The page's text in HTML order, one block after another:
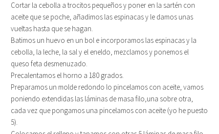
Cortar la cebolla a trocitos pequeños y poner en la sartén con
aceite que se poche, añadimos las espinacas y le damos unas
vueltas hasta que se hagan.
Batimos un huevo en un bol e incorporamos las espinacas y la
cebolla, la leche, la sal y el eneldo, mezclamos y ponemos el
queso feta desmenuzado.
Precalentamos el horno a 180 grados.
Preparamos un molde redondo lo pincelamos con aceite, vamos
poniendo extendidas las láminas de masa filo,una sobre otra,
cada vez que pongamos una pincelamos con aceite (yo he puesto
5).